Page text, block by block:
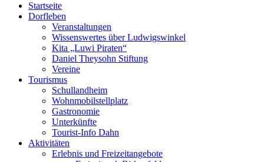
Startseite
Dorfleben
Veranstaltungen
Wissenswertes über Ludwigswinkel
Kita „Luwi Piraten“
Daniel Theysohn Stiftung
Vereine
Tourismus
Schullandheim
Wohnmobilstellplatz
Gastronomie
Unterkünfte
Tourist-Info Dahn
Aktivitäten
Erlebnis und Freizeitangebote